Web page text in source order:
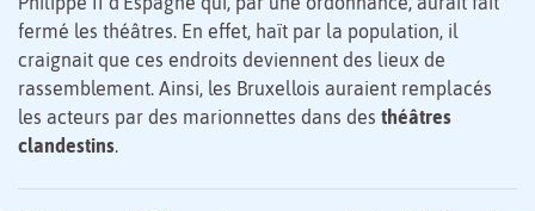
fermé les théâtres. En effet, haït par la population, il
craignait que ces endroits deviennent des lieux de
rassemblement. Ainsi, les Bruxellois auraient remplacés
les acteurs par des marionnettes dans des théâtres
clandestins.